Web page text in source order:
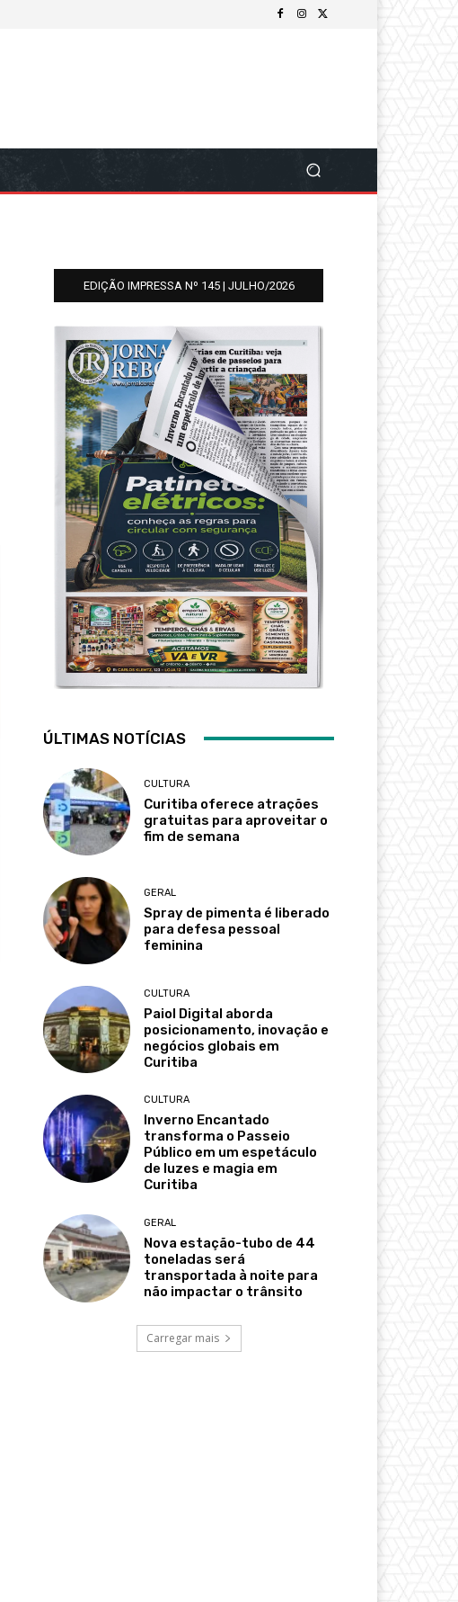
EDIÇÃO IMPRESSA Nº 145 | JULHO/2026
ÚLTIMAS NOTÍCIAS
CULTURA
Curitiba oferece atrações
gratuitas para aproveitar o
fim de semana
GERAL
Spray de pimenta é liberado
para defesa pessoal
feminina
CULTURA
Paiol Digital aborda
posicionamento, inovação e
negócios globais em
Curitiba
CULTURA
Inverno Encantado
transforma o Passeio
Público em um espetáculo
de luzes e magia em
Curitiba
GERAL
Nova estação-tubo de 44
toneladas será
transportada à noite para
não impactar o trânsito
Carregar mais